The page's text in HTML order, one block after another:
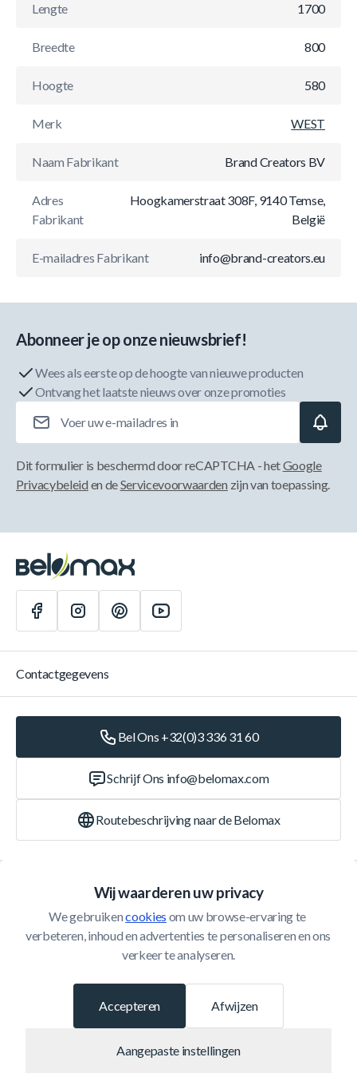
Lengte 1700
Breedte 800
Hoogte 580
Merk WEST
Naam Fabrikant Brand Creators BV
Adres
Fabrikant
Hoogkamerstraat 308F, 9140 Temse,
België
E-mailadres Fabrikant info@brand-creators.eu
Wij waarderen uw privacy
We gebruiken cookies om uw browse-ervaring te
verbeteren, inhoud en advertenties te personaliseren en ons
verkeer te analyseren.
Afwijzen
Aangepaste instellingen
Accepteren
Abonneer je op onze nieuwsbrief!
Wees als eerste op de hoogte van nieuwe producten
Ontvang het laatste nieuws over onze promoties
Dit formulier is beschermd door reCAPTCHA - hetGoogle
Privacybeleid en deServicevoorwaarden zijn van toepassing.
Klantenservice
Contactgegevens
Bel Ons +32(0)3 336 31 60
Schrijf Ons info@belomax.com
Routebeschrijving naar de Belomax